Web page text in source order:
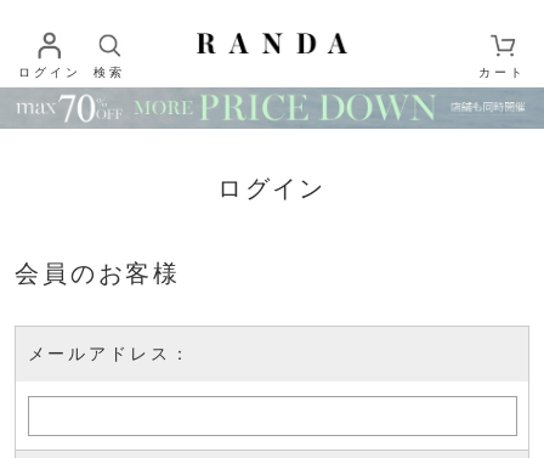
ログイン 検索 カート
ログイン
会員のお客様
メールアドレス：